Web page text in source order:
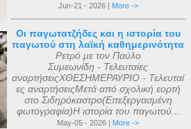
Jun-21 - 2026 | More ->
Οι παγωτατζήδες και η ιστορία του
παγωτού στη λαϊκή καθημερινότητα
Ρετρό με τον Παύλο
Συμεωνίδη - Τελευταίες
αναρτήσειςΧΘΕΣΗΜΕΡΑΥΡΙΟ - Τελευταί
ες αναρτήσειςΜετά από σχολική εορτή
στο Σιδηρόκαστρο(Επεξεργασμένη
φωτογραφία)Η ιστορία του παγωτού...
May-05 - 2026 | More ->